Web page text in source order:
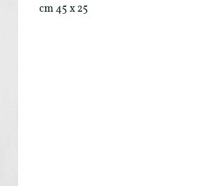
cm 45 x 25